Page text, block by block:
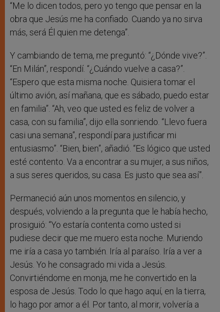
“Me lo dicen todos, pero yo tengo que pensar en la
obra que Jesús me ha confiado. Cuando ya no sirva
más, será Él quien me detenga”.
Y cambiando de tema, me preguntó: “¿Dónde vive?”.
“En Milán”, respondí. “¿Cuándo vuelve a casa?”.
“Espero que esta misma noche. Quisiera tomar el
último avión, así mañana, que es sábado, puedo estar
en familia”. “Ah, veo que usted es feliz de volver a
casa, con su familia”, dijo ella sonriendo. “Llevo fuera
casi una semana”, respondí para justificar mi
entusiasmo”. “Bien, bien”, añadió. “Es lógico que usted
esté contento. Va a encontrar a su mujer, a sus niños,
a sus seres queridos, su casa. Es justo que sea así”.
Permaneció aún unos momentos en silencio, y
después, volviendo a la pregunta que le había hecho,
prosiguió: “Yo estaría contenta como usted si
pudiese decir que me muero esta noche. Muriendo
me iría a casa yo también. Iría al paraíso. Iría a ver a
Jesús. Yo he consagrado mi vida a Jesús.
Convirtiéndome en monja, me he convertido en la
esposa de Jesús. Todo lo que hago aquí, en la tierra,
lo hago por amor a él. Por tanto, al morir, volvería a